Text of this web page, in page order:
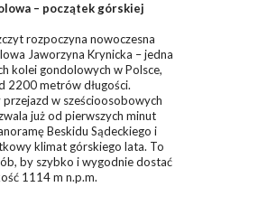
– początek górskiej
rozpoczyna nowoczesna
Jaworzyna Krynicka – jedna
kolei gondolowych w Polsce,
2200 metrów długości.
w sześcioosobowych
już od pierwszych minut
Beskidu Sądeckiego i
klimat górskiego lata. To
by szybko i wygodnie dostać
1114 m n.p.m.